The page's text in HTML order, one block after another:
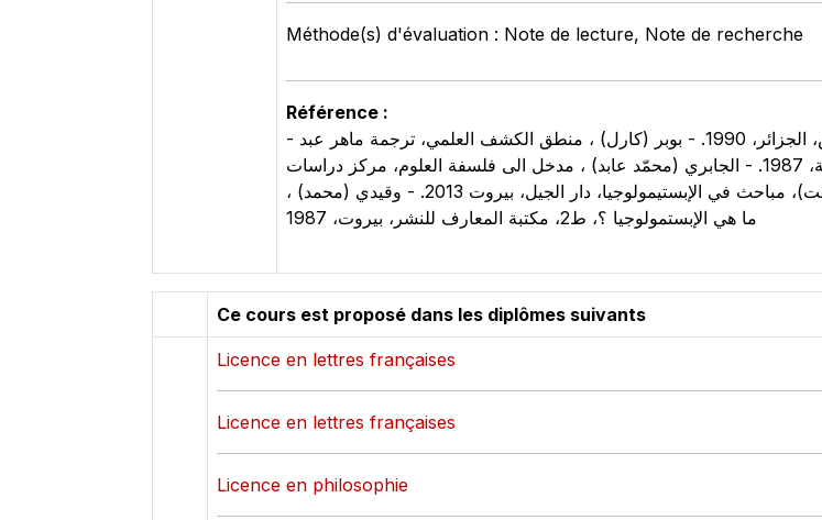
Méthode(s) d'évaluation : Note de lecture, Note de recherche
Référence :
- باشلار (غاستون) ، الفكر العلمي الجديد، ترجمة عادل العوا، الأنيس، الجزائر، 1990. - بوبر (كارل) ، منطق الكشف العلمي، ترجمة ماهر عبد
القادر محمد علي، دار المعرفة الجامعيّة، الطبعة الثانية، الإسكندرية، 1987. - الجابري (محمّد عابد) ، مدخل الى فلسفة العلوم، مركز دراسات
الوحدة العربيّة، ط.6، بيروت، 2006 لقهوجي (طوني)، الأخرس (طلعت)، مباحث في الإبستيمولوجيا، دار الجيل، بيروت 2013. - وقيدي (محمد) ،
ما هي الإبستمولوجيا ؟، ط2، مكتبة المعارف للنشر، بيروت، 1987
Ce cours est proposé dans les diplômes suivants
Licence en lettres françaises
Licence en lettres françaises
Licence en philosophie